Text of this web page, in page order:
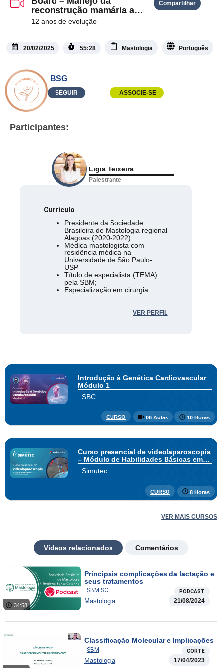
reconstrução mamária a
longo prazo
12 anos de evolução
Compartilhar
20/02/2025 55:28 Mastologia Português
BSG
SEGUIR ASSOCIE-SE
Participantes:
Ligia Teixeira
Palestrante
Currículo
Presidente da Sociedade
Brasileira de Mastologia regional
Alagoas (2020-2022)
Médica mastologista com
residência médica na
Universidade de São Paulo-
USP
Título de especialista (TEMA)
pela SBM;
Especialização em cirurgia
Oncoplastia (CTO) Hospital de
VER PERFIL
Introdução à Genética Cardiovascular
Módulo 1
SBC
CURSO 06 Aulas 10 Horas
Curso presencial de videolaparoscopia
– Módulo de Habilidades Básicas em
Videolaparoscopia
Simutec
CURSO 8 Horas
VER MAIS CURSOS
Videos relacionados Comentários
34:58
Principais complicações da lactação e
seus tratamentos
SBM SC PODCAST
Mastologia 21/08/2024
Classificação Molecular e Implicações
SBM CORTE
Mastologia 17/04/2023